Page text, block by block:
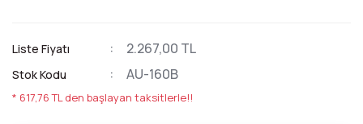
Liste Fiyatı 2.267,00 TL
Stok Kodu AU-160B
* 617,76 TL den başlayan taksitlerle!!